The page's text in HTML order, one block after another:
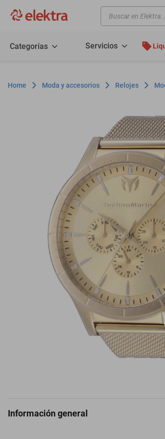
Buscar en Elektra...
Categorías Servicios
Moda y accesorios Relojes
Información general
motos
lavadoras
colchones
salas
oppo